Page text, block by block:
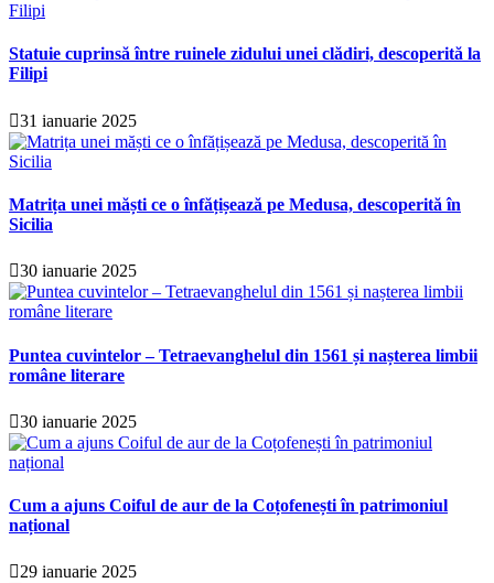
Statuie cuprinsă între ruinele zidului unei clădiri, descoperită la
Filipi
31 ianuarie 2025
Matrița unei măști ce o înfățișează pe Medusa, descoperită în
Sicilia
30 ianuarie 2025
Puntea cuvintelor – Tetraevanghelul din 1561 și nașterea limbii
române literare
30 ianuarie 2025
Cum a ajuns Coiful de aur de la Coțofenești în patrimoniul
național
29 ianuarie 2025